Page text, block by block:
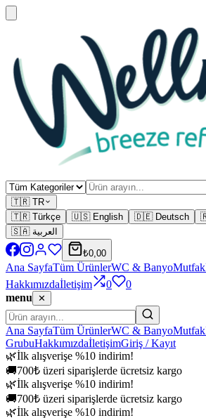
🇹🇷 TR
🇹🇷 Türkçe
🇺🇸 English 🇩🇪 Deutsch
🇸🇦 العربية
₺0,00
Ana SayfaTüm ÜrünlerWC & BanyoMutfak
Hakkımızdaİletişim 0
0
menu
✕
Ana SayfaTüm ÜrünlerWC & BanyoMutfak
GrubuHakkımızdaİletişimGiriş / Kayıt
🌿İlk alışverişe %10 indirim!
🚚700₺ üzeri siparişlerde ücretsiz kargo
🌿İlk alışverişe %10 indirim!
🚚700₺ üzeri siparişlerde ücretsiz kargo
🌿İlk alışverişe %10 indirim!